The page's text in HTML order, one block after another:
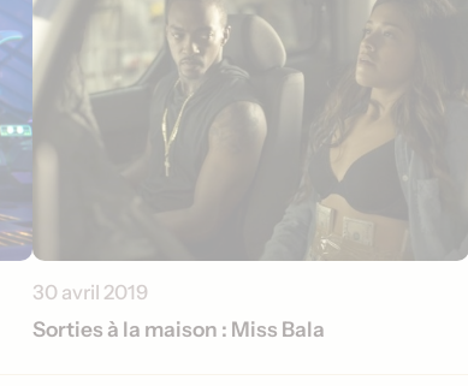
30 avril 2019
Sorties à la maison : Miss Bala